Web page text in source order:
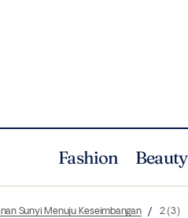
Fashion Beauty
Sunyi Menuju Keseimbangan 2 (3)